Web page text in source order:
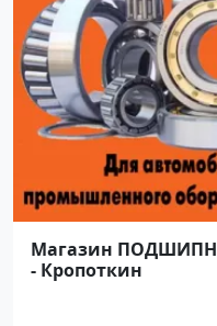
Магазин
- Кропоткин